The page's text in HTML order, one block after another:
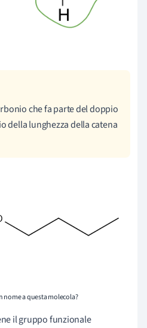
che fa parte del doppio
della lunghezza della catena
nome a questa molecola?
il gruppo funzionale